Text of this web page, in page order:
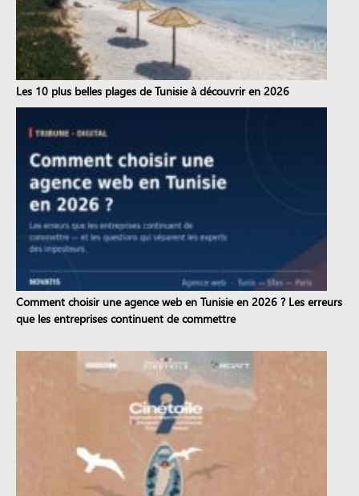
Les 10 plus belles plages de Tunisie à découvrir en 2026
Comment choisir une agence web en Tunisie en 2026 ? Les erreurs
que les entreprises continuent de commettre